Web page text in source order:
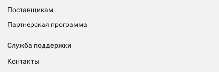
Поставщикам
Партнерская программа
Служба поддержки
Контакты